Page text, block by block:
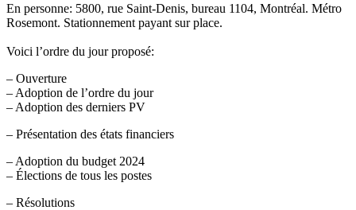
En personne: 5800, rue Saint-Denis, bureau 1104, Montréal. Métro
Rosemont. Stationnement payant sur place.
Voici l’ordre du jour proposé:
– Ouverture
– Adoption de l’ordre du jour
– Adoption des derniers PV
– Présentation des états financiers
– Adoption du budget 2024
– Élections de tous les postes
– Résolutions